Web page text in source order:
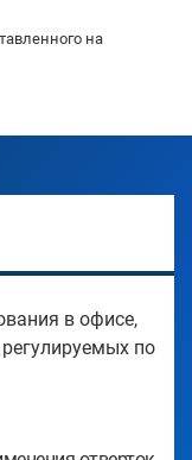
на
в офисе,
по